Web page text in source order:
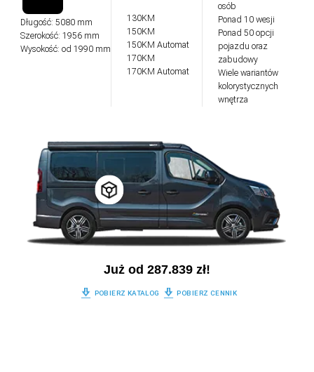
Długość: 5080 mm
Szerokość: 1956 mm
Wysokość: od 1990 mm
130KM
150KM
150KM Automat
170KM
170KM Automat
osób
Ponad 10 wesji
Ponad 50 opcji
pojazdu oraz
zabudowy
Wiele wariantów
kolorystycznych
wnętrza
Już od 287.839 zł!
POBIERZ KATALOG POBIERZ CENNIK